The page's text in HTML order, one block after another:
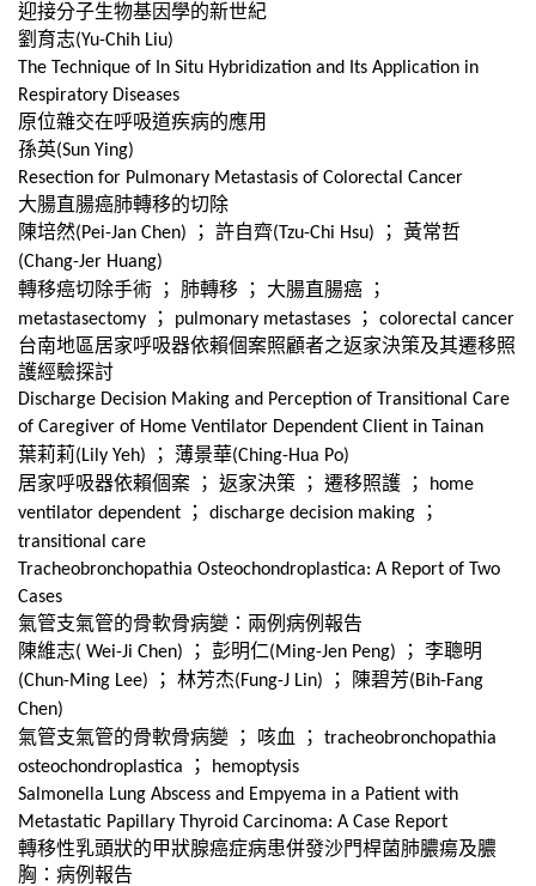
迎接分子生物基因學的新世紀
劉育志(Yu-Chih Liu)
The Technique of In Situ Hybridization and Its Application in
Respiratory Diseases
原位雜交在呼吸道疾病的應用
孫英(Sun Ying)
Resection for Pulmonary Metastasis of Colorectal Cancer
大腸直腸癌肺轉移的切除
陳培然(Pei-Jan Chen) ； 許自齊(Tzu-Chi Hsu) ； 黃常哲
(Chang-Jer Huang)
轉移癌切除手術 ； 肺轉移 ； 大腸直腸癌 ；
metastasectomy ； pulmonary metastases ； colorectal cancer
台南地區居家呼吸器依賴個案照顧者之返家決策及其遷移照
護經驗探討
Discharge Decision Making and Perception of Transitional Care
of Caregiver of Home Ventilator Dependent Client in Tainan
葉莉莉(Lily Yeh) ； 薄景華(Ching-Hua Po)
居家呼吸器依賴個案 ； 返家決策 ； 遷移照護 ；
home
ventilator dependent
； discharge decision making ；
transitional care
Tracheobronchopathia Osteochondroplastica: A Report of Two
Cases
氣管支氣管的骨軟骨病變：兩例病例報告
陳維志( Wei-Ji Chen) ； 彭明仁(Ming-Jen Peng) ； 李聰明
(Chun-Ming Lee) ； 林芳杰(Fung-J Lin) ； 陳碧芳(Bih-Fang
Chen)
氣管支氣管的骨軟骨病變 ； 咳血 ；
tracheobronchopathia
osteochondroplastica
；
hemoptysis
Salmonella Lung Abscess and Empyema in a Patient with
Metastatic Papillary Thyroid Carcinoma: A Case Report
轉移性乳頭狀的甲狀腺癌症病患併發沙門桿菌肺膿瘍及膿
胸：病例報告